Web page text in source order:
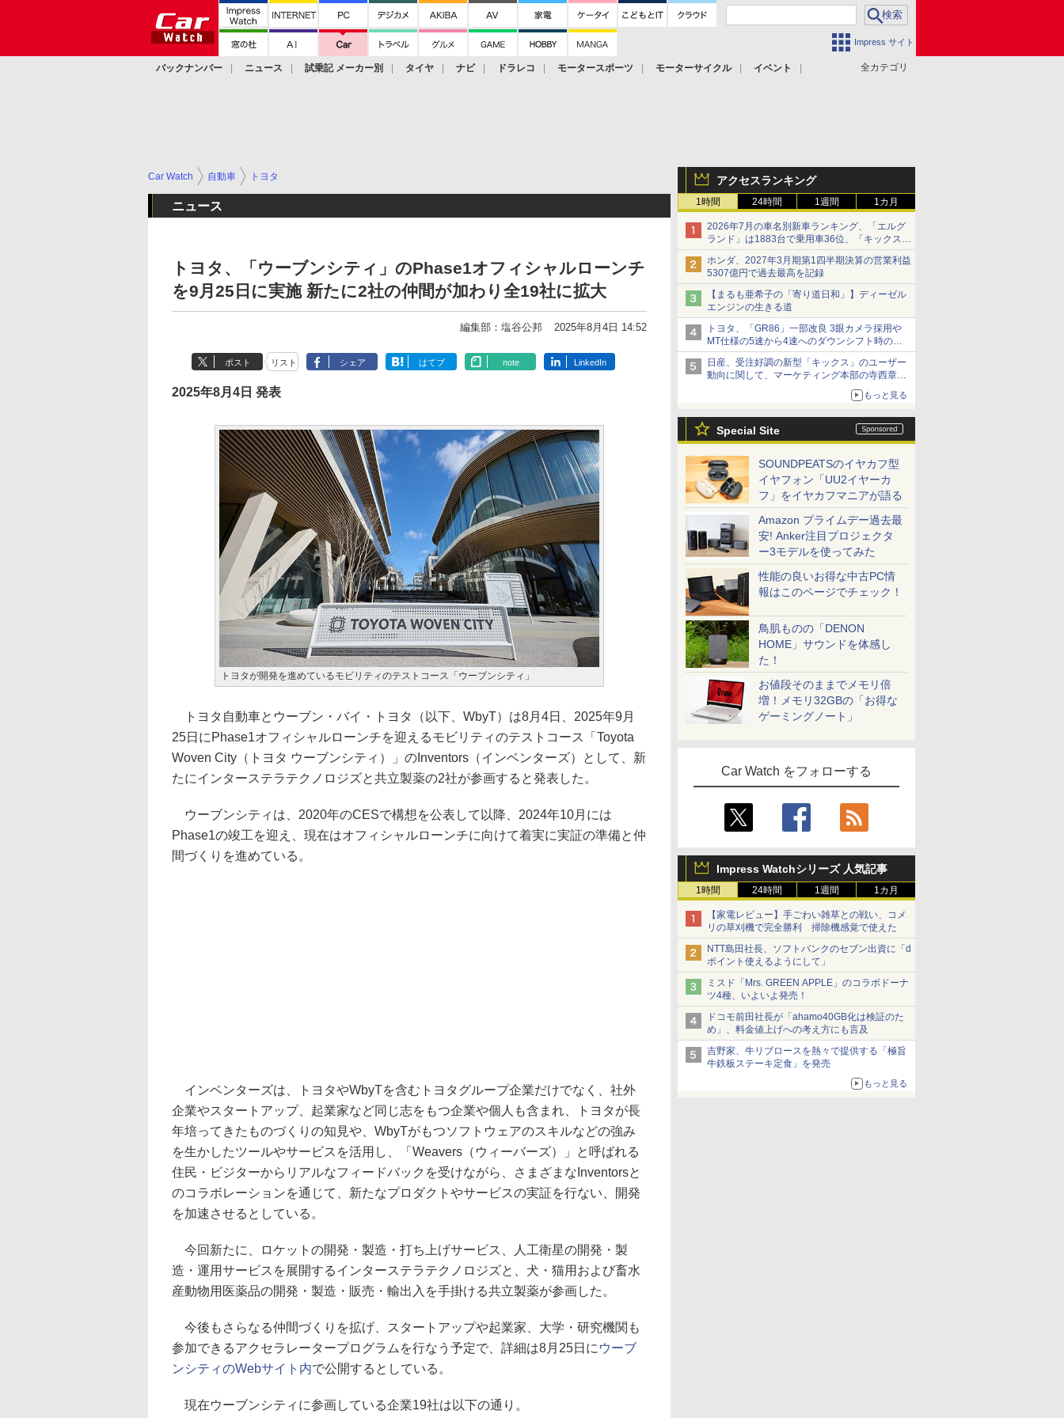
Impress サイト
全カテゴリ
バックナンバー ニュース 試乗記 メーカー別 タイヤ ナビ ドラレコ モータースポーツ モーターサイクル
イベント
アクセスランキング
1時間 24時間 1週間 1カ月
2026年7月の車名別新車ランキング、「エルグ
ランド」は1883台で乗用車36位、「キックス」
は2591台で27位に
ホンダ、2027年3月期第1四半期決算の営業利益
5307億円で過去最高を記録
【まるも亜希子の「寄り道日和」】ディーゼル
エンジンの生きる道
トヨタ、「GR86」一部改良 3眼カメラ採用や
MT仕様の5速から4速へのダウンシフト時の操
作性向上など
日産、受注好調の新型「キックス」のユーザー
動向に関して、マーケティング本部の寺西章氏
もっと見る
Special Site
SOUNDPEATSのイヤカフ型
イヤフォン「UU2イヤーカ
フ」をイヤカフマニアが語る
Amazon プライムデー過去最
安! Anker注目プロジェクタ
ー3モデルを使ってみた
性能の良いお得な中古PC情
報はこのページでチェック！
鳥肌ものの「DENON
HOME」サウンドを体感し
た！
お値段そのままでメモリ倍
増！メモリ32GBの「お得な
ゲーミングノート」
Car Watch をフォローする
Impress Watchシリーズ 人気記事
1時間 24時間 1週間 1カ月
【家電レビュー】手ごわい雑草との戦い、コメ
リの草刈機で完全勝利 掃除機感覚で使えた
NTT島田社長、ソフトバンクのセブン出資に「d
ポイント使えるようにして」
ミスド「Mrs. GREEN APPLE」のコラボドーナ
ツ4種、いよいよ発売！
ドコモ前田社長が「ahamo40GB化は検証のた
め」、料金値上げへの考え方にも言及
吉野家、牛リブロースを熱々で提供する「極旨
牛鉄板ステーキ定食」を発売
もっと見る
Car Watch 自動車 トヨタ
ニュース
トヨタ、「ウーブンシティ」のPhase1オフィシャルローンチ
を9月25日に実施 新たに2社の仲間が加わり全19社に拡大
編集部：塩谷公邦 2025年8月4日 14:52
ポスト リスト シェア はてブ note LinkedIn
2025年8月4日 発表
トヨタが開発を進めているモビリティのテストコース「ウーブンシティ」
トヨタ自動車とウーブン・バイ・トヨタ（以下、WbyT）は8月4日、2025年9月
25日にPhase1オフィシャルローンチを迎えるモビリティのテストコース「Toyota
Woven City（トヨタ ウーブンシティ）」のInventors（インベンターズ）として、新
たにインターステラテクノロジズと共立製薬の2社が参画すると発表した。
ウーブンシティは、2020年のCESで構想を公表して以降、2024年10月には
Phase1の竣工を迎え、現在はオフィシャルローンチに向けて着実に実証の準備と仲
間づくりを進めている。
インベンターズは、トヨタやWbyTを含むトヨタグループ企業だけでなく、社外
企業やスタートアップ、起業家など同じ志をもつ企業や個人も含まれ、トヨタが長
年培ってきたものづくりの知見や、WbyTがもつソフトウェアのスキルなどの強み
を生かしたツールやサービスを活用し、「Weavers（ウィーバーズ）」と呼ばれる
住民・ビジターからリアルなフィードバックを受けながら、さまざまなInventorsと
のコラボレーションを通じて、新たなプロダクトやサービスの実証を行ない、開発
を加速させるとしている。
今回新たに、ロケットの開発・製造・打ち上げサービス、人工衛星の開発・製
造・運用サービスを展開するインターステラテクノロジズと、犬・猫用および畜水
産動物用医薬品の開発・製造・販売・輸出入を手掛ける共立製薬が参画した。
今後もさらなる仲間づくりを拡げ、スタートアップや起業家、大学・研究機関も
参加できるアクセラレータープログラムを行なう予定で、詳細は8月25日に ウーブ
ンシティのWebサイト内で公開するとしている。
現在ウーブンシティに参画している企業19社は以下の通り。